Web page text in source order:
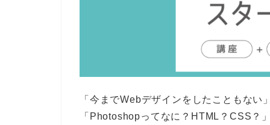
「今までWebデザインをしたこともない
「Photoshopってなに？HTML？CSS？